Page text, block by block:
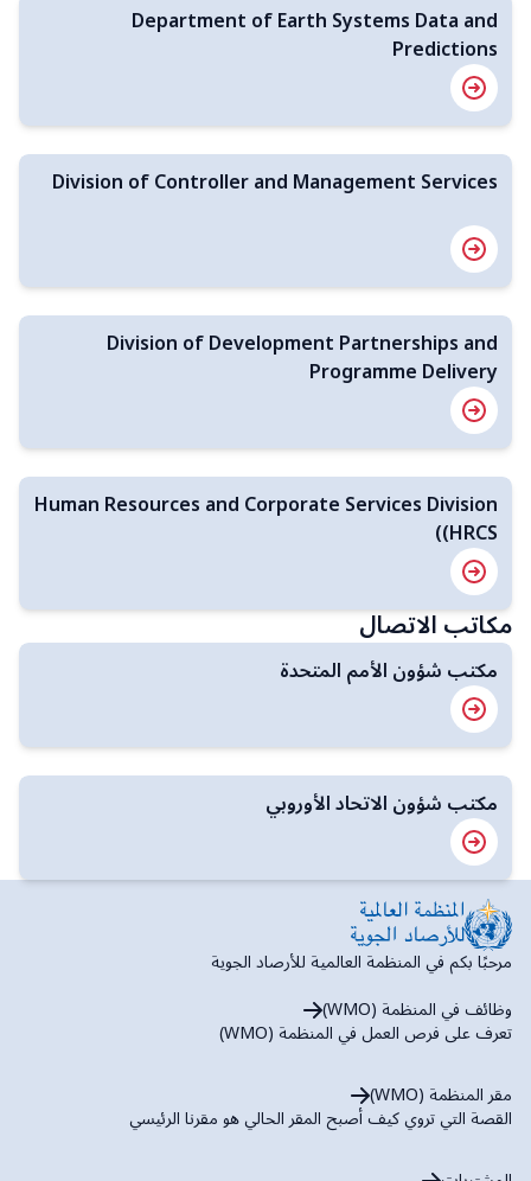
Department of Earth Systems Data and
Predictions
Division of Controller and Management Services
Division of Development Partnerships and
Programme Delivery
Human Resources and Corporate Services Division
(HRCS)
مكاتب الاتصال
مكتب شؤون الأمم المتحدة
مكتب شؤون الاتحاد الأوروبي
مرحبًا بكم في المنظمة العالمية للأرصاد الجوية
وظائف في المنظمة (WMO)
تعرف على فرص العمل في المنظمة (WMO)
مقر المنظمة (WMO)
القصة التي تروي كيف أصبح المقر الحالي هو مقرنا الرئيسي